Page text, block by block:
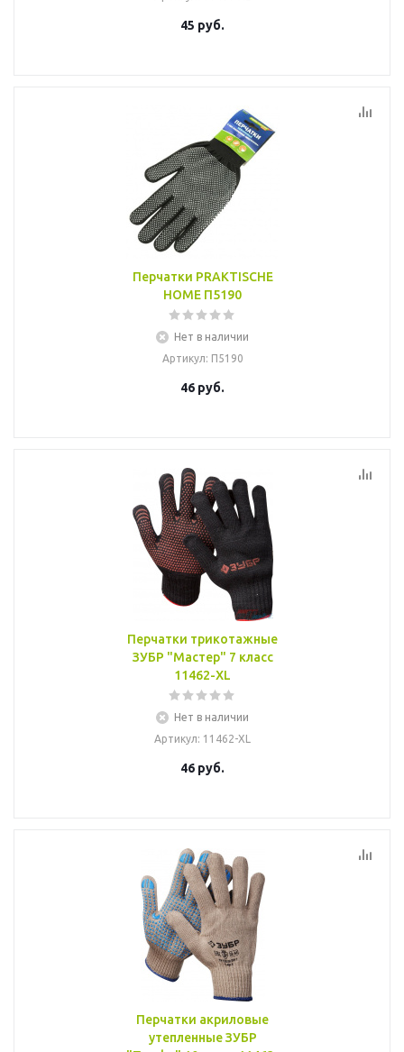
45 руб.
Перчатки PRAKTISCHE
HOME П5190
Нет в наличии
Артикул: П5190
46 руб.
Перчатки трикотажные
ЗУБР "Мастер" 7 класс
11462-XL
Нет в наличии
Артикул: 11462-XL
46 руб.
Перчатки акриловые
утепленные ЗУБР